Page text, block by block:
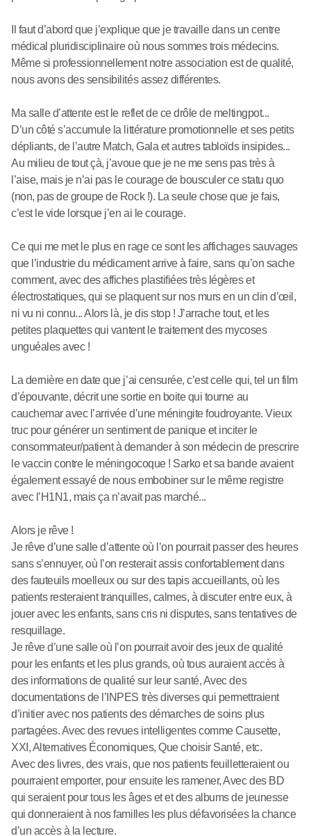
Il faut d’abord que j’explique que je travaille dans un centre
médical pluridisciplinaire où nous sommes trois médecins.
Même si professionnellement notre association est de qualité,
nous avons des sensibilités assez différentes.
Ma salle d’attente est le reflet de ce drôle de meltingpot...
D’un côté s’accumule la littérature promotionnelle et ses petits
dépliants, de l’autre Match, Gala et autres tabloïds insipides...
Au milieu de tout çà, j’avoue que je ne me sens pas très à
l’aise, mais je n’ai pas le courage de bousculer ce statu quo
(non, pas de groupe de Rock !). La seule chose que je fais,
c’est le vide lorsque j’en ai le courage.
Ce qui me met le plus en rage ce sont les affichages sauvages
que l’industrie du médicament arrive à faire, sans qu’on sache
comment, avec des affiches plastifiées très légères et
électrostatiques, qui se plaquent sur nos murs en un clin d’œil,
ni vu ni connu... Alors là, je dis stop ! J’arrache tout, et les
petites plaquettes qui vantent le traitement des mycoses
unguéales avec !
La dernière en date que j’ai censurée, c’est celle qui, tel un film
d’épouvante, décrit une sortie en boite qui tourne au
cauchemar avec l’arrivée d’une méningite foudroyante. Vieux
truc pour générer un sentiment de panique et inciter le
consommateur/patient à demander à son médecin de prescrire
le vaccin contre le méningocoque ! Sarko et sa bande avaient
également essayé de nous embobiner sur le même registre
avec l’H1N1, mais ça n’avait pas marché...
Alors je rêve !
Je rêve d’une salle d’attente où l’on pourrait passer des heures
sans s’ennuyer, où l’on resterait assis confortablement dans
des fauteuils moelleux ou sur des tapis accueillants, où les
patients resteraient tranquilles, calmes, à discuter entre eux, à
jouer avec les enfants, sans cris ni disputes, sans tentatives de
resquillage.
Je rêve d’une salle où l’on pourrait avoir des jeux de qualité
pour les enfants et les plus grands, où tous auraient accès à
des informations de qualité sur leur santé, Avec des
documentations de l’INPES très diverses qui permettraient
d’initier avec nos patients des démarches de soins plus
partagées. Avec des revues intelligentes comme Causette,
XXI, Alternatives Économiques, Que choisir Santé, etc.
Avec des livres, des vrais, que nos patients feuilletteraient ou
pourraient emporter, pour ensuite les ramener, Avec des BD
qui seraient pour tous les âges et et des albums de jeunesse
qui donneraient à nos familles les plus défavorisées la chance
d’un accès à la lecture.